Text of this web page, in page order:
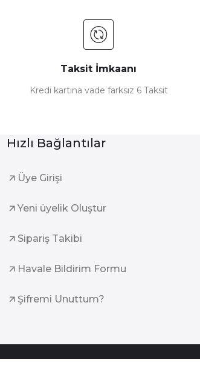
Taksit İmkaanı
Kredi kartına vade farksız 6 Taksit
Hızlı Bağlantılar
Üye Girişi
Yeni üyelik Oluştur
Sipariş Takibi
Havale Bildirim Formu
Şifremi Unuttum?